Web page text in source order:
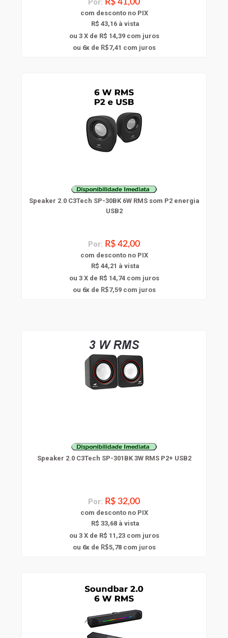
Por: R$ 41,00
com desconto no PIX
R$ 43,16 à vista
ou 3 X de R$ 14,39com juros
ou 6x de R$7,41 com juros
Speaker 2.0 C3Tech SP-30BK 6W RMS som P2 energia
USB2
Por: R$ 42,00
com desconto no PIX
R$ 44,21 à vista
ou 3 X de R$ 14,74com juros
ou 6x de R$7,59com juros
Speaker 2.0 C3Tech SP-301BK 3W RMS P2+ USB2
Por: R$ 32,00
com desconto no PIX
R$ 33,68 à vista
ou 3 X de R$ 11,23com juros
ou 6x de R$5,78com juros